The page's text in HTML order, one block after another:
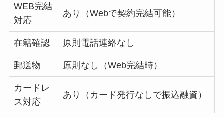
WEB完結
対応
あり（Webで契約完結可能）
在籍確認 原則電話連絡なし
郵送物 原則なし（Web完結時）
カードレ
ス対応
あり（カード発行なしで振込融資）